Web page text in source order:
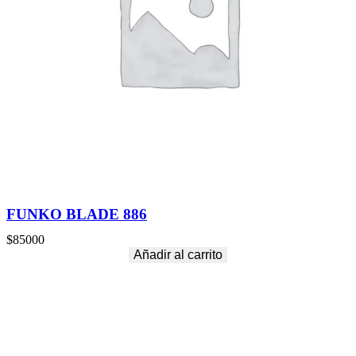
FUNKO BLADE 886
$85000
Añadir al carrito